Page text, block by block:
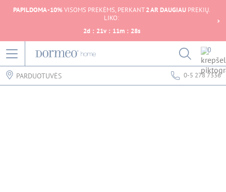
PAPILDOMA -10%VISOMS PREKĖMS, PERKANT2 AR DAUGIAUPREKIŲ.
LIKO:
2d : 21v : 11m : 28s
0
PARDUOTUVĖS 0-5 278 7336